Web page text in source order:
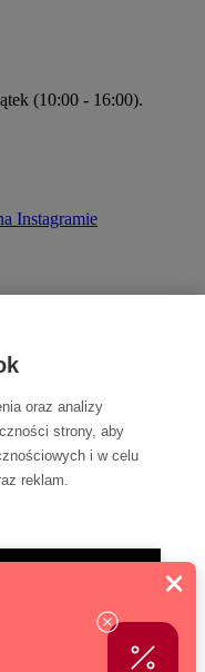
oraz analizy
strony, aby
i w celu
reklam.
(10:00 - 16:00).
COVID-19.